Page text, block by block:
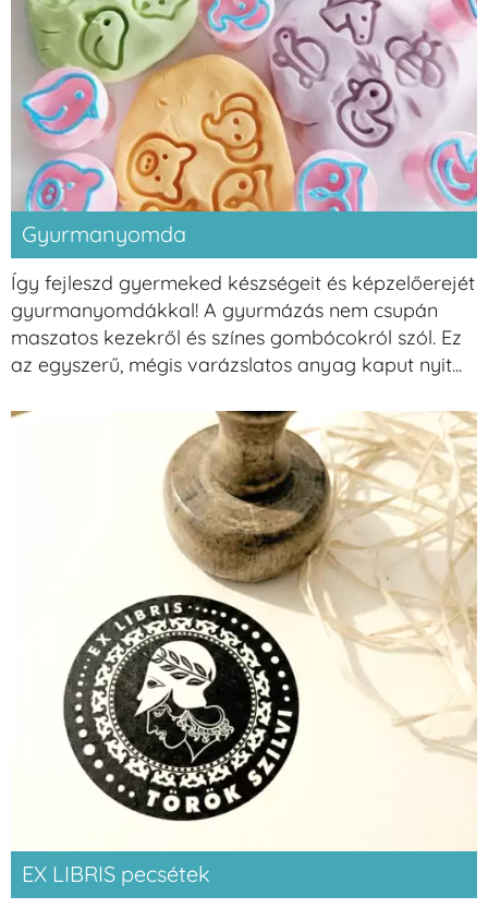
Gyurmanyomda
Így fejleszd gyermeked készségeit és képzelőerejét
gyurmanyomdákkal! A gyurmázás nem csupán
maszatos kezekről és színes gombócokról szól. Ez
az egyszerű, mégis varázslatos anyag kaput nyit...
EX LIBRIS pecsétek